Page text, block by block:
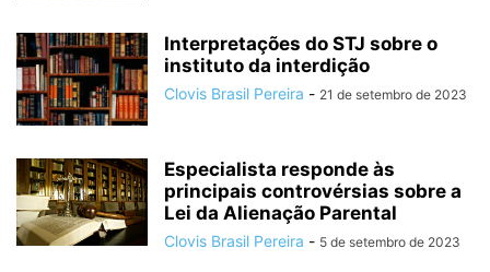
Interpretações do STJ sobre o
instituto da interdição
Clovis Brasil Pereira - 21 de setembro de 2023
Especialista responde às
principais controvérsias sobre a
Lei da Alienação Parental
Clovis Brasil Pereira - 5 de setembro de 2023